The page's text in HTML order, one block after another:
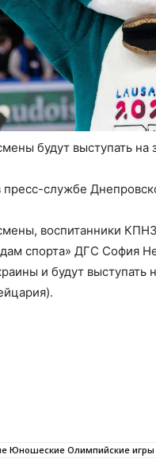
будут выступать
службе
воспитанники
спорта» ДГС София
и будут
Юношеские Олимпийские игры